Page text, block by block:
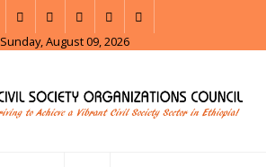
Sunday, August 09, 2026